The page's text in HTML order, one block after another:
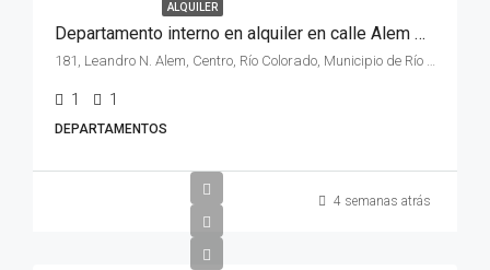
ALQUILER
Departamento interno en alquiler en calle Alem N° 181 , Depto. “3” de la ciudad de Rio Colorado .
181, Leandro N. Alem, Centro, Río Colorado, Municipio de Río Colorado, Departamento Pichi Mahuida, Río Negro, 8138, Argentina
1 1
DEPARTAMENTOS
4 semanas atrás